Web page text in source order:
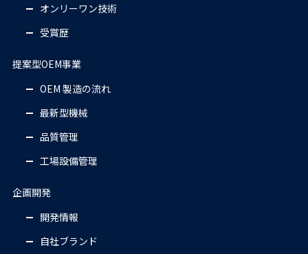
オンリーワン技術
受賞歴
提案型OEM事業
OEM 製造の流れ
最新型機械
品質管理
工場設備管理
企画開発
開発情報
自社ブランド